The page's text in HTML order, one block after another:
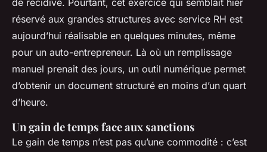
de récidive. Pourtant, cet exercice qui semblait hier
réservé aux grandes structures avec service RH est
aujourd’hui réalisable en quelques minutes, même
pour un auto-entrepreneur. Là où un remplissage
manuel prenait des jours, un outil numérique permet
d’obtenir un document structuré en moins d’un quart
d’heure.
Un gain de temps face aux sanctions
Le gain de temps n’est pas qu’une commodité : c’est